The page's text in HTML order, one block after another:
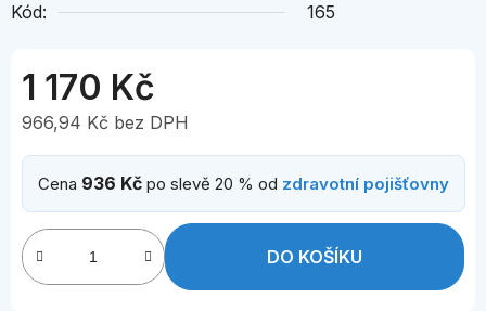
Kód:
165
1 170 Kč
966,94 Kč bez DPH
Měrná cena:
Cena 936 Kč po slevě 20 % od zdravotní pojišťovny
DO KOŠÍKU